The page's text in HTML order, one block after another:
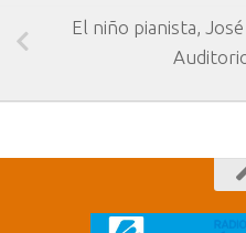
El niño pianista,